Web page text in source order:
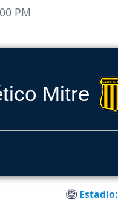
PM
Mitre
Estadio: